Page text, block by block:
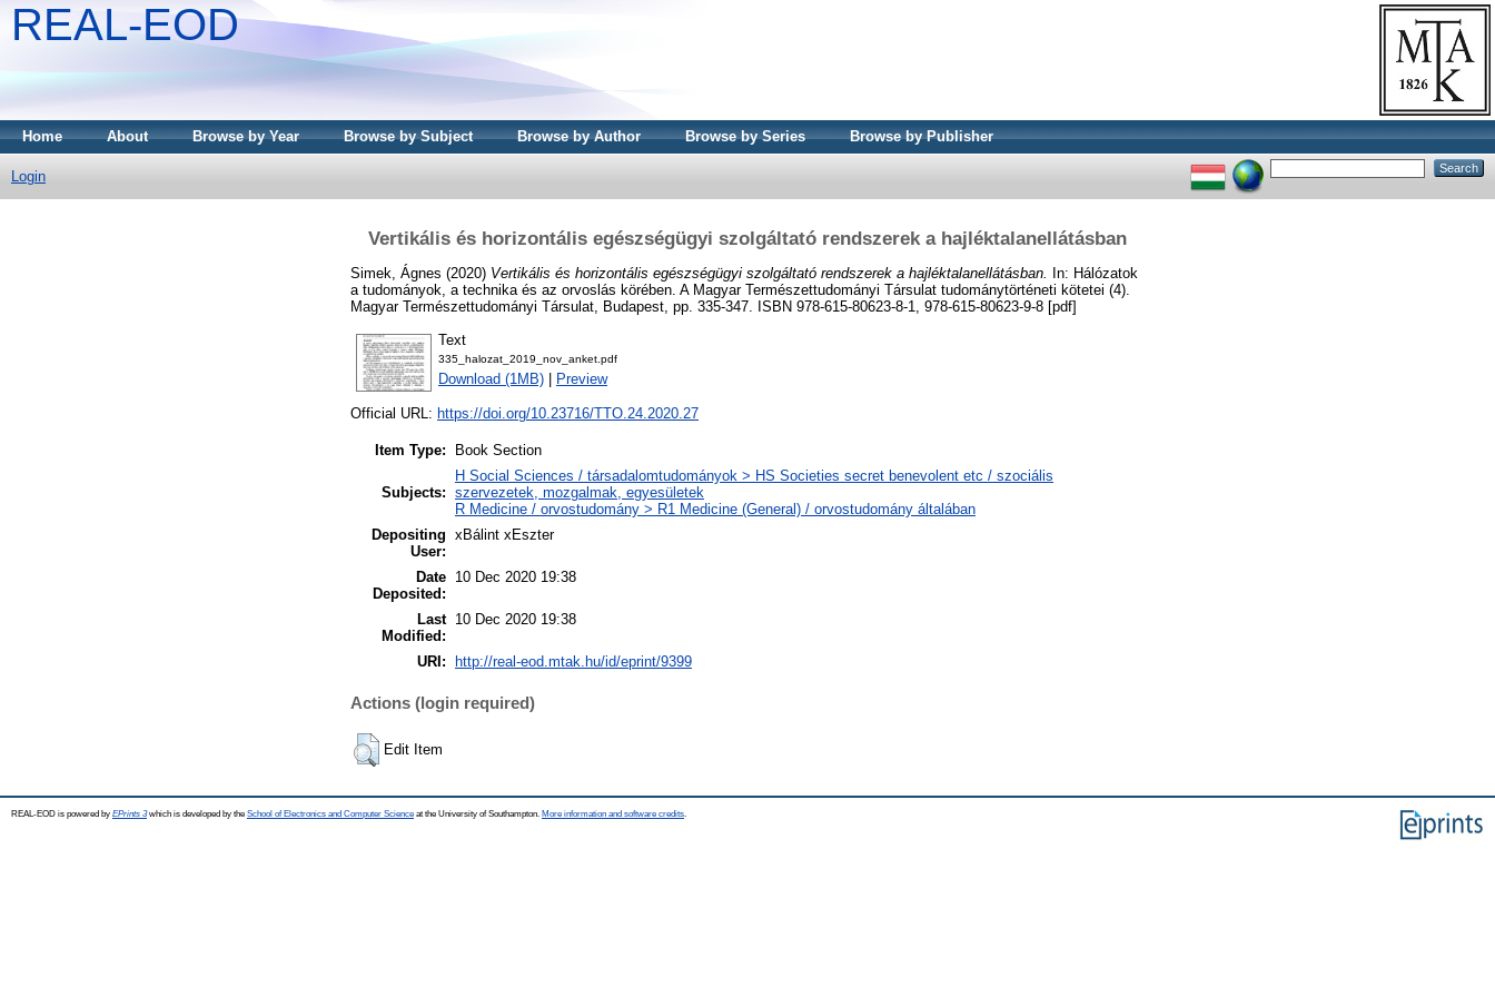
REAL-EOD
Home About Browse by Year Browse by Subject Browse by Author Browse by Series Browse by Publisher
Login
Vertikális és horizontális egészségügyi szolgáltató rendszerek a hajléktalanellátásban
Simek, Ágnes (2020) Vertikális és horizontális egészségügyi szolgáltató rendszerek a hajléktalanellátásban. In: Hálózatok
a tudományok, a technika és az orvoslás körében. A Magyar Természettudományi Társulat tudománytörténeti kötetei (4).
Magyar Természettudományi Társulat, Budapest, pp. 335-347. ISBN 978-615-80623-8-1, 978-615-80623-9-8 [pdf]
Text
335_halozat_2019_nov_anket.pdf
Download (1MB) Preview
Official URL: https://doi.org/10.23716/TTO.24.2020.27
Item Type: Book Section
Subjects:
H Social Sciences / társadalomtudományok > HS Societies secret benevolent etc / szociális
szervezetek, mozgalmak, egyesületek
R Medicine / orvostudomány > R1 Medicine (General) / orvostudomány általában
Depositing
User:
xBálint xEszter
Date
Deposited:
10 Dec 2020 19:38
Last
Modified:
10 Dec 2020 19:38
URI: http://real-eod.mtak.hu/id/eprint/9399
Actions (login required)
Edit Item
REAL-EOD is powered by EPrints 3which is developed by the School of Electronics and Computer Science at the University of Southampton. More information and software credits